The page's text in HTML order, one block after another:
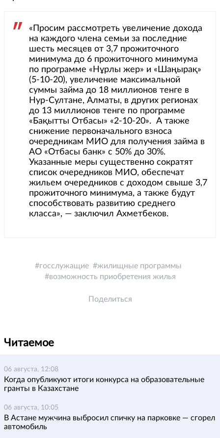
«Просим рассмотреть увеличение дохода
на каждого члена семьи за последние
шесть месяцев от 3,7 прожиточного
минимума до 6 прожиточного минимума
по программе «Нұрлы жер» и «Шаңырақ»
(5-10-20), увеличение максимальной
суммы займа до 18 миллионов тенге в
Нур-Султане, Алматы, в других регионах
до 13 миллионов тенге по программе
«Бақытты Отбасы» «2-10-20». А также
снижение первоначального взноса
очередникам МИО для получения займа в
АО «Отбасы банк» с 50% до 30%.
Указанные меры существенно сократят
список очередников МИО, обеспечат
жильем очередников с доходом свыше 3,7
прожиточного минимума, а также будут
способствовать развитию среднего
класса», — заключил Ахметбеков.
госслужащие
жилищные программы
возможность приобретения жилья
Поделиться
Читаемое
06 августа, 12:08
Когда опубликуют итоги конкурса на образовательные
гранты в Казахстане
06 августа, 10:05
В Астане мужчина выбросил спичку на парковке — сгорел
автомобиль